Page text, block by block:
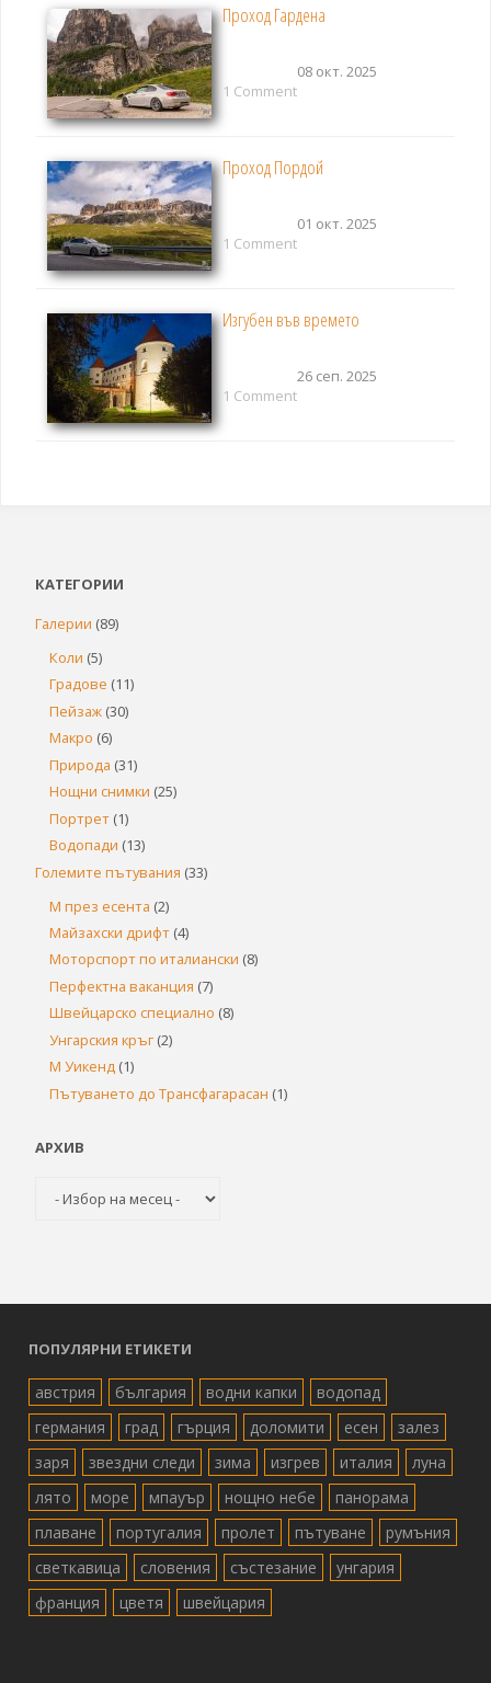
Проход Гардена
08 окт. 2025
1 Comment
Проход Пордой
01 окт. 2025
1 Comment
Изгубен във времето
26 сеп. 2025
1 Comment
КАТЕГОРИИ
Галерии (89)
Коли (5)
Градове (11)
Пейзаж (30)
Макро (6)
Природа (31)
Нощни снимки (25)
Портрет (1)
Водопади (13)
Големите пътувания (33)
М през есента (2)
Майзахски дрифт (4)
Моторспорт по италиански (8)
Перфектна ваканция (7)
Швейцарско специално (8)
Унгарския кръг (2)
М Уикенд (1)
Пътуването до Трансфагарасан (1)
АРХИВ
ПОПУЛЯРНИ ЕТИКЕТИ
австрия българия водни капки
водопад
германия
град гърция доломити есен
залез
заря
звездни следи зима изгрев италия
луна
лято
море мпауър нощно небе
панорама
плаване
португалия пролет пътуване
румъния
светкавица
словения състезание
унгария
франция
цветя швейцария